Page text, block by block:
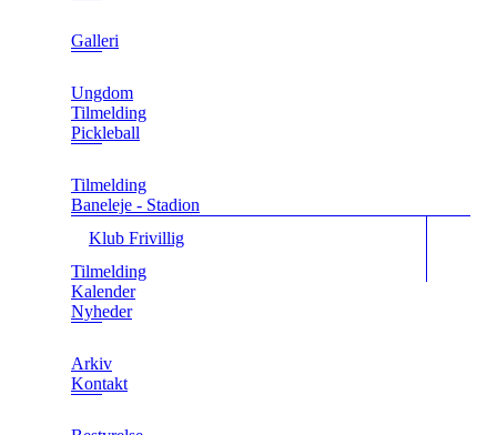
Galleri
Ungdom
Tilmelding
Pickleball
Tilmelding
Baneleje - Stadion
Klub Frivillig
Tilmelding
Kalender
Nyheder
Arkiv
Kontakt